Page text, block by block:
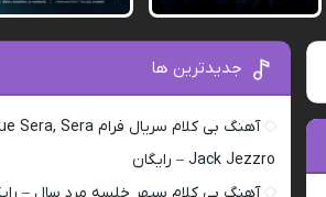
جدیدترین ها
Jack Jezzro – رایگان